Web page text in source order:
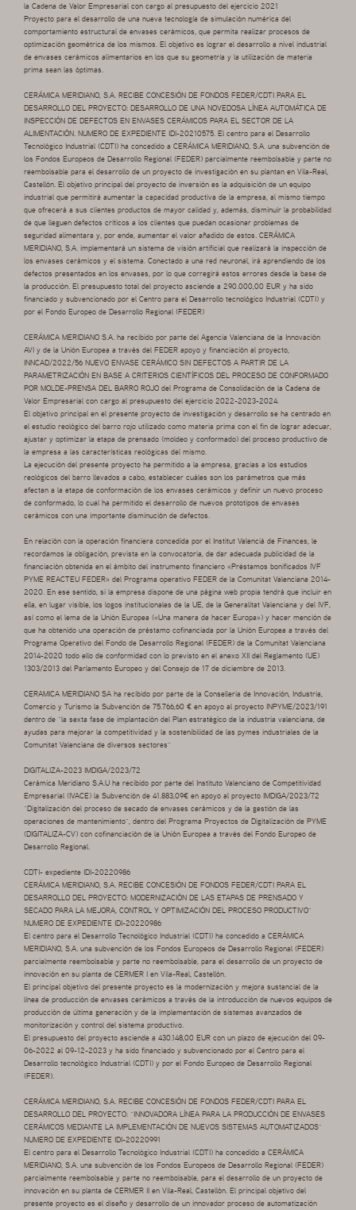
la Cadena de Valor Empresarial con cargo al presupuesto del ejercicio 2021
Proyecto para el desarrollo de una nueva tecnología de simulación numérica del
comportamiento estructural de envases cerámicos, que permita realizar procesos de
optimización geométrica de los mismos. El objetivo es lograr el desarrollo a nivel industrial
de envases cerámicos alimentarios en los que su geometría y la utilización de materia
prima sean las óptimas.
CERÁMICA MERIDIANO, S.A. RECIBE CONCESIÓN DE FONDOS FEDER/CDTI PARA EL
DESARROLLO DEL PROYECTO: DESARROLLO DE UNA NOVEDOSA LÍNEA AUTOMÁTICA DE
INSPECCIÓN DE DEFECTOS EN ENVASES CERÁMICOS PARA EL SECTOR DE LA
ALIMENTACIÓN. NUMERO DE EXPEDIENTE IDI-20210575. El centro para el Desarrollo
Tecnológico Industrial (CDTI) ha concedido a CERÁMICA MERIDIANO, S.A. una subvención de
los Fondos Europeos de Desarrollo Regional (FEDER) parcialmente reembolsable y parte no
reembolsable para el desarrollo de un proyecto de investigación en su plantan en Vila-Real,
Castellón. El objetivo principal del proyecto de inversión es la adquisición de un equipo
industrial que permitirá aumentar la capacidad productiva de la empresa, al mismo tiempo
que ofrecerá a sus clientes productos de mayor calidad y, además, disminuir la probabilidad
de que lleguen defectos críticos a los clientes que puedan ocasionar problemas de
seguridad alimentara y, por ende, aumentar el valor añadido de estos. CERÁMICA
MERIDIANO, S.A. implementará un sistema de visión artificial que realizará la inspección de
los envases cerámicos y el sistema. Conectado a una red neuronal, irá aprendiendo de los
defectos presentados en los envases, por lo que corregirá estos errores desde la base de
la producción. El presupuesto total del proyecto asciende a 290.000,00 EUR y ha sido
financiado y subvencionado por el Centro para el Desarrollo tecnológico Industrial (CDTI) y
por el Fondo Europeo de Desarrollo Regional (FEDER)
CERÁMICA MERIDIANO S.A. ha recibido por parte del Agencia Valenciana de la Innovación
AVI y de la Unión Europea a través del FEDER apoyo y financiación al proyecto,
INNCAD/2022/56 NUEVO ENVASE CERÁMICO SIN DEFECTOS A PARTIR DE LA
PARAMETRIZACIÓN EN BASE A CRITERIOS CIENTÍFICOS DEL PROCESO DE CONFORMADO
POR MOLDE-PRENSA DEL BARRO ROJO del Programa de Consolidación de la Cadena de
Valor Empresarial con cargo al presupuesto del ejercicio 2022-2023-2024.
El objetivo principal en el presente proyecto de investigación y desarrollo se ha centrado en
el estudio reológico del barro rojo utilizado como materia prima con el fin de lograr adecuar,
ajustar y optimizar la etapa de prensado (moldeo y conformado) del proceso productivo de
la empresa a las características reológicas del mismo.
La ejecución del presente proyecto ha permitido a la empresa, gracias a los estudios
reológicos del barro llevados a cabo, establecer cuáles son los parámetros que más
afectan a la etapa de conformación de los envases cerámicos y definir un nuevo proceso
de conformado, lo cual ha permitido el desarrollo de nuevos prototipos de envases
cerámicos con una importante disminución de defectos.
En relación con la operación financiera concedida por el Institut Valencià de Finances, le
recordamos la obligación, prevista en la convocatoria, de dar adecuada publicidad de la
financiación obtenida en el ámbito del instrumento financiero «Préstamos bonificados IVF
PYME REACTEU FEDER» del Programa operativo FEDER de la Comunitat Valenciana 2014-
2020. En ese sentido, si la empresa dispone de una página web propia tendrá que incluir en
ella, en lugar visible, los logos institucionales de la UE, de la Generalitat Valenciana y del IVF,
así como el lema de la Unión Europea («Una manera de hacer Europa») y hacer mención de
que ha obtenido una operación de préstamo cofinanciada por la Unión Europea a través del
Programa Operativo del Fondo de Desarrollo Regional (FEDER) de la Comunitat Valenciana
2014-2020 todo ello de conformidad con lo previsto en el anexo XII del Reglamento (UE)
1303/2013 del Parlamento Europeo y del Consejo de 17 de diciembre de 2013.
CERAMICA MERIDIANO SA ha recibido por parte de la Conselleria de Innovación, Industria,
Comercio y Turismo la Subvención de 75.766,60 € en apoyo al proyecto INPYME/2023/191
dentro de “la sexta fase de implantación del Plan estratégico de la industria valenciana, de
ayudas para mejorar la competitividad y la sostenibilidad de las pymes industriales de la
Comunitat Valenciana de diversos sectores”
DIGITALIZA-2023 IMDIGA/2023/72
Cerámica Meridiano S.A.U ha recibido por parte del Instituto Valenciano de Competitividad
Empresarial (IVACE) la Subvención de 41.883,09€ en apoyo al proyecto IMDIGA/2023/72
“Digitalización del proceso de secado de envases cerámicos y de la gestión de las
operaciones de mantenimiento”, dentro del Programa Proyectos de Digitalización de PYME
(DIGITALIZA-CV) con cofinanciación de la Unión Europea a través del Fondo Europeo de
Desarrollo Regional.
CDTI- expediente IDI-20220986
CERÁMICA MERIDIANO, S.A. RECIBE CONCESIÓN DE FONDOS FEDER/CDTI PARA EL
DESARROLLO DEL PROYECTO: MODERNIZACIÓN DE LAS ETAPAS DE PRENSADO Y
SECADO PARA LA MEJORA, CONTROL Y OPTIMIZACIÓN DEL PROCESO PRODUCTIVO”
NUMERO DE EXPEDIENTE IDI-20220986
El centro para el Desarrollo Tecnológico Industrial (CDTI) ha concedido a CERÁMICA
MERIDIANO, S.A. una subvención de los Fondos Europeos de Desarrollo Regional (FEDER)
parcialmente reembolsable y parte no reembolsable, para el desarrollo de un proyecto de
innovación en su planta de CERMER I en Vila-Real, Castellón.
El principal objetivo del presente proyecto es la modernización y mejora sustancial de la
línea de producción de envases cerámicos a través de la introducción de nuevos equipos de
producción de última generación y de la implementación de sistemas avanzados de
monitorización y control del sistema productivo.
El presupuesto del proyecto asciende a 430.148,00 EUR con un plazo de ejecución del 09-
06-2022 al 09-12-2023 y ha sido financiado y subvencionado por el Centro para el
Desarrollo tecnológico Industrial (CDTI) y por el Fondo Europeo de Desarrollo Regional
(FEDER).
CERÁMICA MERIDIANO, S.A. RECIBE CONCESIÓN DE FONDOS FEDER/CDTI PARA EL
DESARROLLO DEL PROYECTO: “INNOVADORA LÍNEA PARA LA PRODUCCIÓN DE ENVASES
CERÁMICOS MEDIANTE LA IMPLEMENTACIÓN DE NUEVOS SISTEMAS AUTOMATIZADOS”
NUMERO DE EXPEDIENTE IDI-20220991
El centro para el Desarrollo Tecnológico Industrial (CDTI) ha concedido a CERÁMICA
MERIDIANO, S.A. una subvención de los Fondos Europeos de Desarrollo Regional (FEDER)
parcialmente reembolsable y parte no reembolsable, para el desarrollo de un proyecto de
innovación en su planta de CERMER II en Vila-Real, Castellón. El principal objetivo del
presente proyecto es el diseño y desarrollo de un innovador proceso de automatización